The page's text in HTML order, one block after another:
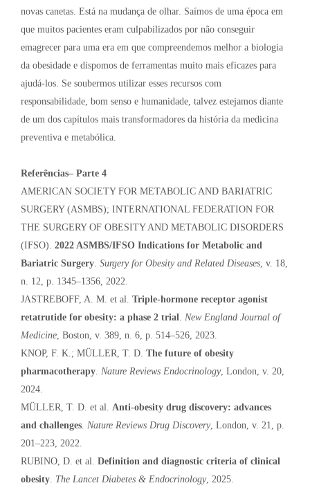
novas canetas. Está na mudança de olhar. Saímos de uma época em
que muitos pacientes eram culpabilizados por não conseguir
emagrecer para uma era em que compreendemos melhor a biologia
da obesidade e dispomos de ferramentas muito mais eficazes para
ajudá-los. Se soubermos utilizar esses recursos com
responsabilidade, bom senso e humanidade, talvez estejamos diante
de um dos capítulos mais transformadores da história da medicina
preventiva e metabólica.
Referências– Parte 4
AMERICAN SOCIETY FOR METABOLIC AND BARIATRIC
SURGERY (ASMBS); INTERNATIONAL FEDERATION FOR
THE SURGERY OF OBESITY AND METABOLIC DISORDERS
(IFSO). 2022 ASMBS/IFSO Indications for Metabolic and
Bariatric Surgery. Surgery for Obesity and Related Diseases, v. 18,
n. 12, p. 1345–1356, 2022.
JASTREBOFF, A. M. et al. Triple-hormone receptor agonist
retatrutide for obesity: a phase 2 trial. New England Journal of
Medicine, Boston, v. 389, n. 6, p. 514–526, 2023.
KNOP, F. K.; MÜLLER, T. D. The future of obesity
pharmacotherapy. Nature Reviews Endocrinology, London, v. 20,
2024.
MÜLLER, T. D. et al. Anti-obesity drug discovery: advances
and challenges. Nature Reviews Drug Discovery, London, v. 21, p.
201–223, 2022.
RUBINO, D. et al. Definition and diagnostic criteria of clinical
obesity. The Lancet Diabetes & Endocrinology, 2025.